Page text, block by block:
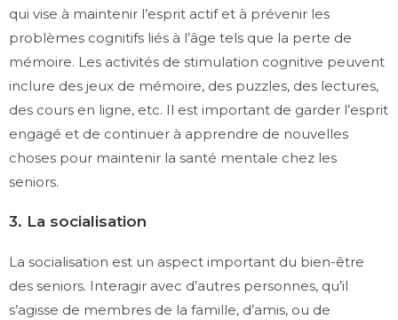
qui vise à maintenir l’esprit actif et à prévenir les
problèmes cognitifs liés à l’âge tels que la perte de
mémoire. Les activités de stimulation cognitive peuvent
inclure des jeux de mémoire, des puzzles, des lectures,
des cours en ligne, etc. Il est important de garder l’esprit
engagé et de continuer à apprendre de nouvelles
choses pour maintenir la santé mentale chez les
seniors.
3. La socialisation
La socialisation est un aspect important du bien-être
des seniors. Interagir avec d’autres personnes, qu’il
s’agisse de membres de la famille, d’amis, ou de